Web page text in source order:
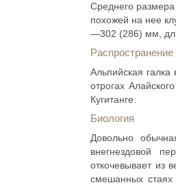
Среднего
похожей на нее
—302 (286) мм,
Распространение
Альпийская
отрогах
Кугитанге.
Биология
Довольно
внегнездовой
откочевывает из
смешанных стаях